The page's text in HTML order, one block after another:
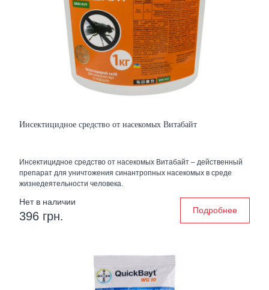
Инсектицидное средство от насекомых Витабайт
Инсектицидное средство от насекомых Витабайт – действенный
препарат для уничтожения синантропных насекомых в среде
жизнедеятельности человека.
Нет в наличии
396 грн. Подробнее